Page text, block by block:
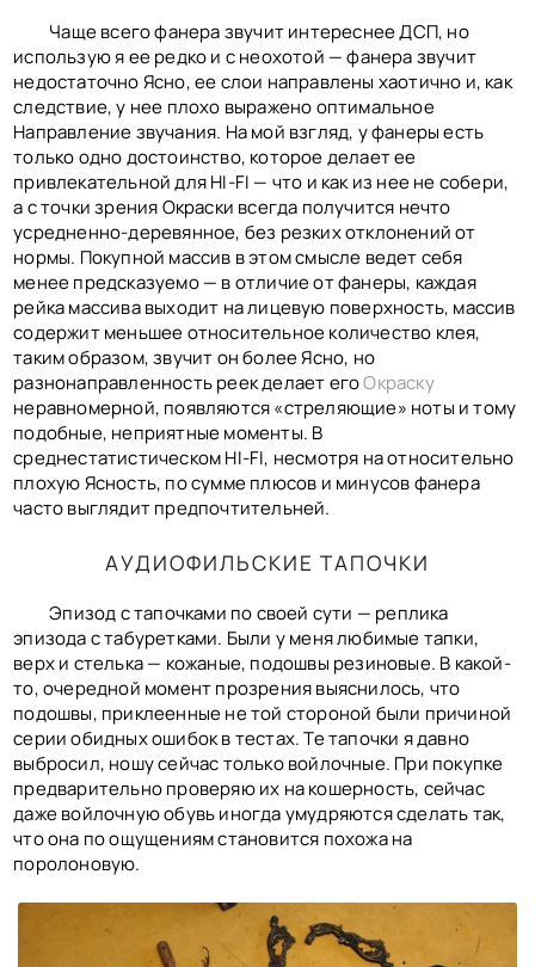
Чаще всего фанера звучит интереснее ДСП, но
использую я ее редко и с неохотой — фанера звучит
недостаточно Ясно, ее слои направлены хаотично и, как
следствие, у нее плохо выражено оптимальное
Направление звучания. На мой взгляд, у фанеры есть
только одно достоинство, которое делает ее
привлекательной для HI-FI — что и как из нее не собери,
а с точки зрения Окраски всегда получится нечто
усредненно-деревянное, без резких отклонений от
нормы. Покупной массив в этом смысле ведет себя
менее предсказуемо — в отличие от фанеры, каждая
рейка массива выходит на лицевую поверхность, массив
содержит меньшее относительное количество клея,
таким образом, звучит он более Ясно, но
разнонаправленность реек делает егоОкраску
неравномерной, появляются «стреляющие» ноты и тому
подобные, неприятные моменты. В
среднестатистическом HI-FI, несмотря на относительно
плохую Ясность, по сумме плюсов и минусов фанера
часто выглядит предпочтительней.
АУДИОФИЛЬСКИЕ ТАПОЧКИ
Эпизод с тапочками по своей сути — реплика
эпизода с табуретками. Были у меня любимые тапки,
верх и стелька — кожаные, подошвы резиновые. В какой-
то, очередной момент прозрения выяснилось, что
подошвы, приклеенные не той стороной были причиной
серии обидных ошибок в тестах. Те тапочки я давно
выбросил, ношу сейчас только войлочные. При покупке
предварительно проверяю их на кошерность, сейчас
даже войлочную обувь иногда умудряются сделать так,
что она по ощущениям становится похожа на
поролоновую.